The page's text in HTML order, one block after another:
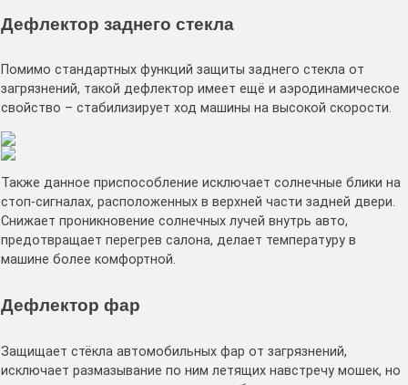
Дефлектор заднего стекла
Помимо стандартных функций защиты заднего стекла от
загрязнений, такой дефлектор имеет ещё и аэродинамическое
свойство – стабилизирует ход машины на высокой скорости.
Также данное приспособление исключает солнечные блики на
стоп-сигналах, расположенных в верхней части задней двери.
Снижает проникновение солнечных лучей внутрь авто,
предотвращает перегрев салона, делает температуру в
машине более комфортной.
Дефлектор фар
Защищает стёкла автомобильных фар от загрязнений,
исключает размазывание по ним летящих навстречу мошек, но